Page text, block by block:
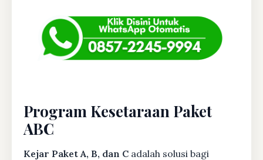
Program Kesetaraan Paket
ABC
Kejar Paket A, B, dan C adalah solusi bagi